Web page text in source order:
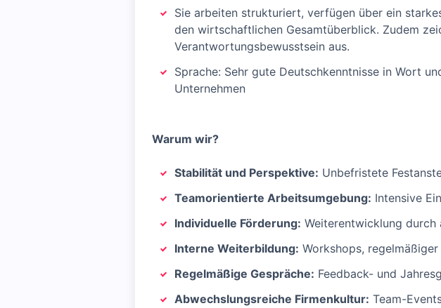
Sie arbeiten strukturiert, verfügen über ein
den wirtschaftlichen Gesamtüberblick. Zudem
Verantwortungsbewusstsein aus.
Sprache: Sehr gute Deutschkenntnisse in Wort
Unternehmen
Warum wir?
Stabilität und Perspektive: Unbefristete
Teamorientierte Arbeitsumgebung: Intensive
Individuelle Förderung: Weiterentwicklung
Interne Weiterbildung: Workshops,
Regelmäßige Gespräche: Feedback- und
Abwechslungsreiche Firmenkultur: Team-